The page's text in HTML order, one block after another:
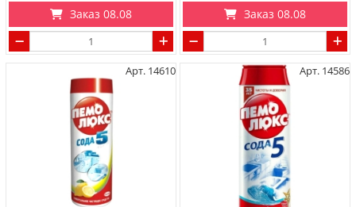
Заказ 08.08 Заказ 08.08
Арт. 14610 Арт. 14586